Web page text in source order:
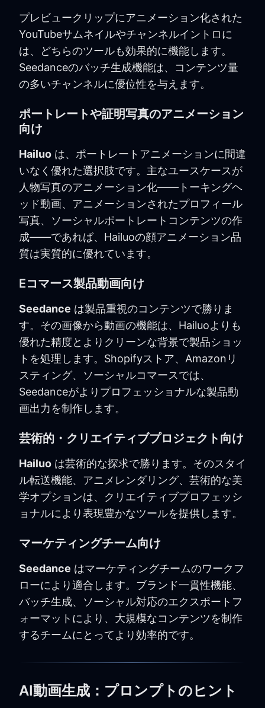
プレビュークリップにアニメーション化された
YouTubeサムネイルやチャンネルイントロに
は、どちらのツールも効果的に機能します。
Seedanceのバッチ生成機能は、コンテンツ量
の多いチャンネルに優位性を与えます。
ポートレートや証明写真のアニメーション
向け
Hailuo は、ポートレートアニメーションに間違
いなく優れた選択肢です。主なユースケースが
人物写真のアニメーション化——トーキングヘ
ッド動画、アニメーションされたプロフィール
写真、ソーシャルポートレートコンテンツの作
成——であれば、Hailuoの顔アニメーション品
質は実質的に優れています。
Eコマース製品動画向け
Seedance は製品重視のコンテンツで勝りま
す。その画像から動画の機能は、Hailuoよりも
優れた精度とよりクリーンな背景で製品ショッ
トを処理します。Shopifyストア、Amazonリ
スティング、ソーシャルコマースでは、
Seedanceがよりプロフェッショナルな製品動
画出力を制作します。
芸術的・クリエイティブプロジェクト向け
Hailuo は芸術的な探求で勝ります。そのスタイ
ル転送機能、アニメレンダリング、芸術的な美
学オプションは、クリエイティブプロフェッシ
ョナルにより表現豊かなツールを提供します。
マーケティングチーム向け
Seedance はマーケティングチームのワークフ
ローにより適合します。ブランド一貫性機能、
バッチ生成、ソーシャル対応のエクスポートフ
ォーマットにより、大規模なコンテンツを制作
するチームにとってより効率的です。
AI動画生成：プロンプトのヒント